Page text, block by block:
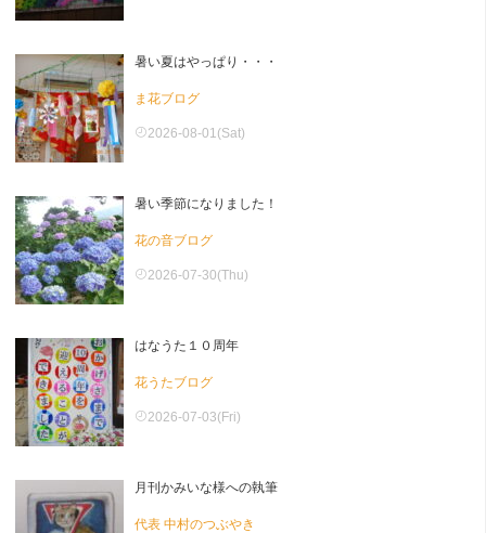
暑い夏はやっぱり・・・
ま花ブログ
2026-08-01(Sat)
暑い季節になりました！
花の音ブログ
2026-07-30(Thu)
はなうた１０周年
花うたブログ
2026-07-03(Fri)
月刊かみいな様への執筆
代表 中村のつぶやき